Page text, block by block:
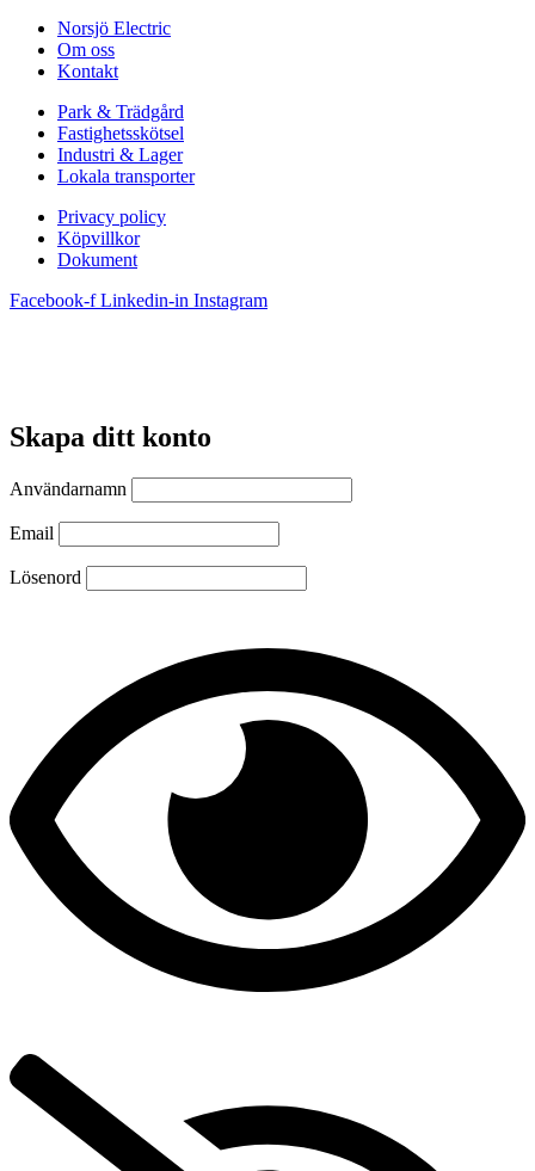
Norsjö Electric
Om oss
Kontakt
Park & Trädgård
Fastighetsskötsel
Industri & Lager
Lokala transporter
Privacy policy
Köpvillkor
Dokument
Facebook-f Linkedin-in Instagram
Skapa ditt konto
Användarnamn
Email
Lösenord